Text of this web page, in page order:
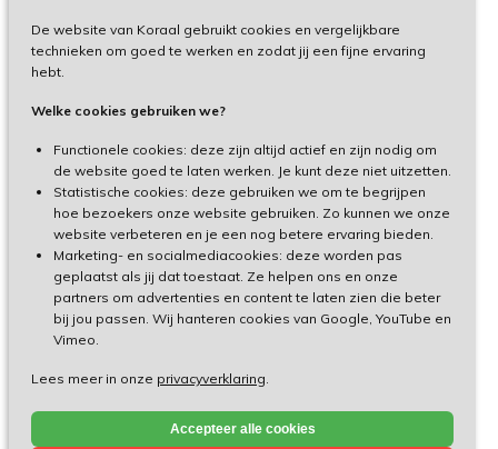
De website van Koraal gebruikt cookies en vergelijkbare
technieken om goed te werken en zodat jij een fijne ervaring
hebt.
Welke cookies gebruiken we?
Functionele cookies: deze zijn altijd actief en zijn nodig om
de website goed te laten werken. Je kunt deze niet uitzetten.
Statistische cookies: deze gebruiken we om te begrijpen
hoe bezoekers onze website gebruiken. Zo kunnen we onze
website verbeteren en je een nog betere ervaring bieden.
Marketing- en socialmediacookies: deze worden pas
geplaatst als jij dat toestaat. Ze helpen ons en onze
partners om advertenties en content te laten zien die beter
bij jou passen. Wij hanteren cookies van Google, YouTube en
Vimeo.
Lees meer in onze privacyverklaring.
Accepteer alle cookies
Privacy
Toegankelijkheid
Cliëntenportaal
Medewerkersportaal
TeamViewer
Made by Ivengi
© Koraal 2026